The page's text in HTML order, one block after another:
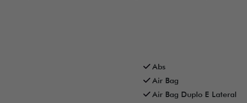
Abs
Air Bag
Air Bag Duplo E Lateral